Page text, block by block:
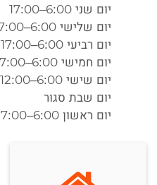
יום שני 6:00–17:00
יום שלישי 6:00–17:00
יום רביעי 6:00–17:00
יום חמישי 6:00–17:00
יום שישי 6:00–12:00
יום שבת סגור
יום ראשון 6:00–17:00